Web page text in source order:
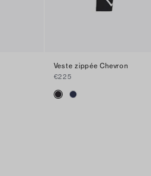
Veste zippée Chevron
€225